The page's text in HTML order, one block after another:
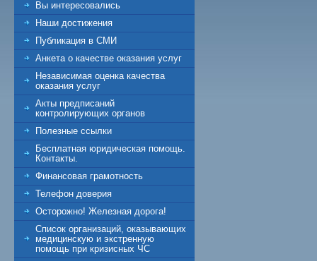
Вы интересовались
Наши достижения
Публикация в СМИ
Анкета о качестве оказания услуг
Независимая оценка качества
оказания услуг
Акты предписаний
контролирующих органов
Полезные ссылки
Бесплатная юридическая помощь.
Контакты.
Финансовая грамотность
Телефон доверия
Осторожно! Железная дорога!
Список организаций, оказывающих
медицинскую и экстренную
помощь при кризисных ЧС